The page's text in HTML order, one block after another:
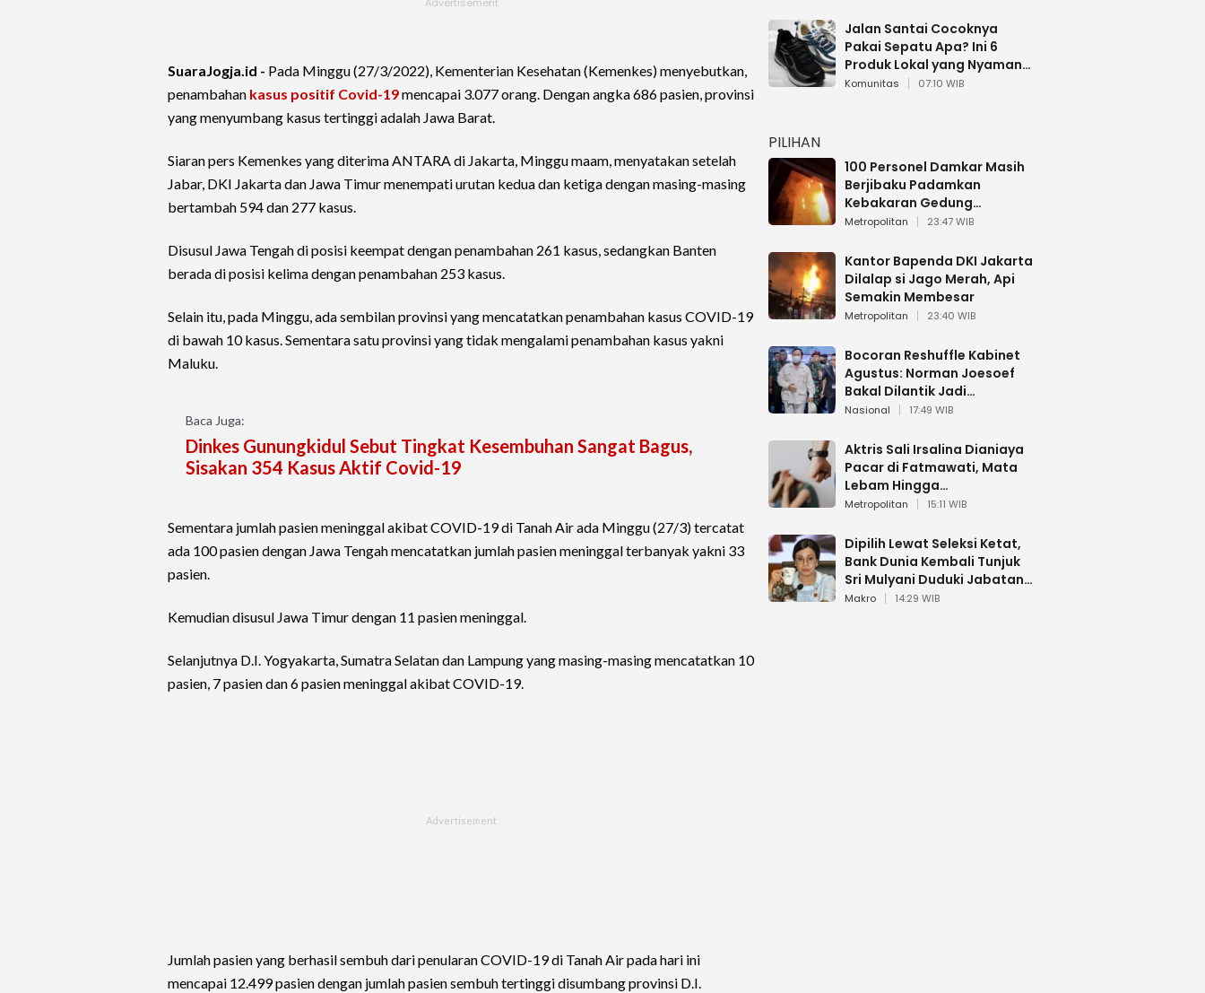
SuaraJogja.id - Pada Minggu (27/3/2022), Kementerian Kesehatan (Kemenkes) menyebutkan,
penambahan kasus positif Covid-19mencapai 3.077 orang. Dengan angka 686 pasien, provinsi
yang menyumbang kasus tertinggi adalah Jawa Barat.
Siaran pers Kemenkes yang diterima ANTARA di Jakarta, Minggu maam, menyatakan setelah
Jabar, DKI Jakarta dan Jawa Timur menempati urutan kedua dan ketiga dengan masing-masing
bertambah 594 dan 277 kasus.
Disusul Jawa Tengah di posisi keempat dengan penambahan 261 kasus, sedangkan Banten
berada di posisi kelima dengan penambahan 253 kasus.
Selain itu, pada Minggu, ada sembilan provinsi yang mencatatkan penambahan kasus COVID-19
di bawah 10 kasus. Sementara satu provinsi yang tidak mengalami penambahan kasus yakni
Maluku.
Baca Juga:
Dinkes Gunungkidul Sebut Tingkat Kesembuhan Sangat Bagus,
Sisakan 354 Kasus Aktif Covid-19
Sementara jumlah pasien meninggal akibat COVID-19 di Tanah Air ada Minggu (27/3) tercatat
ada 100 pasien dengan Jawa Tengah mencatatkan jumlah pasien meninggal terbanyak yakni 33
pasien.
Kemudian disusul Jawa Timur dengan 11 pasien meninggal.
Selanjutnya D.I. Yogyakarta, Sumatra Selatan dan Lampung yang masing-masing mencatatkan 10
pasien, 7 pasien dan 6 pasien meninggal akibat COVID-19.
Jumlah pasien yang berhasil sembuh dari penularan COVID-19 di Tanah Air pada hari ini
mencapai 12.499 pasien dengan jumlah pasien sembuh tertinggi disumbang provinsi D.I.
Jalan Santai Cocoknya
Pakai Sepatu Apa? Ini 6
Produk Lokal yang Nyaman
Buat 17 Agustusan
Komunitas 07:10 WIB
PILIHAN
100 Personel Damkar Masih
Berjibaku Padamkan
Kebakaran Gedung
Bapenda DKI
Metropolitan 23:47 WIB
Kantor Bapenda DKI Jakarta
Dilalap si Jago Merah, Api
Semakin Membesar
Metropolitan 23:40 WIB
Bocoran Reshuffle Kabinet
Agustus: Norman Joesoef
Bakal Dilantik Jadi
Wamenhan RI
Nasional 17:49 WIB
Aktris Sali Irsalina Dianiaya
Pacar di Fatmawati, Mata
Lebam Hingga
Diselamatkan Polantas
Metropolitan 15:11 WIB
Dipilih Lewat Seleksi Ketat,
Bank Dunia Kembali Tunjuk
Sri Mulyani Duduki Jabatan
Strategis
Makro 14:29 WIB